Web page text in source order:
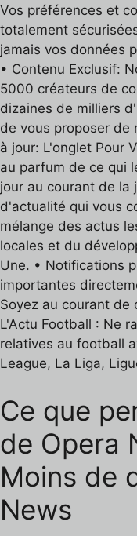
Vos préférences et
totalement
jamais vos données
• Contenu Exclusif:
5000 créateurs de
dizaines de milliers
de vous proposer de
à jour: L'onglet Pour
au parfum de ce qui
jour au courant de la
d'actualité qui vous
mélange des actus
locales et du
Une. • Notifications
importantes
Soyez au courant de
L'Actu Football : Ne
relatives au football
League, La Liga,
Ce que
de Opera
Moins de
News